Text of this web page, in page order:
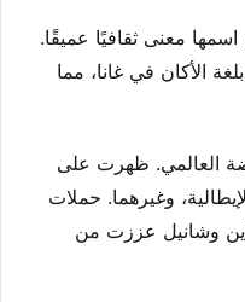
معنى ثقافيًا عميقًا.
الأكان في غانا، مما
العالمي. ظهرت على
وغيرهما. حملات
وشانيل عززت من